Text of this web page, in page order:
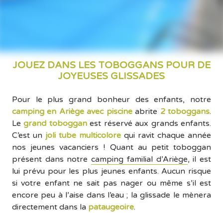
JOUEZ DANS LES TOBOGGANS POUR DE
JOYEUSES GLISSADES
Pour le plus grand bonheur des enfants, notre
camping en Ariège avec piscineabrite 2 toboggans.
Legrand tobogganest réservé aux grands enfants.
C’est un joli tube multicolore qui ravit chaque année
nos jeunes vacanciers ! Quant au petit toboggan
présent dans notrecamping familial d’Ariège, il est
lui prévu pour les plus jeunes enfants. Aucun risque
si votre enfant ne sait pas nager ou même s’il est
encore peu à l’aise dans l’eau ; la glissade le mènera
directement dans la pataugeoire.